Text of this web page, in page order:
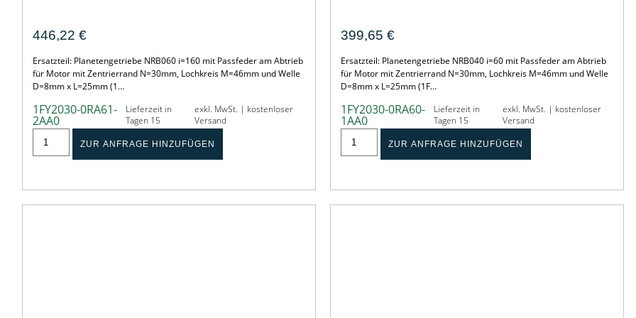
446,22 €
Ersatzteil: Planetengetriebe NRB060 i=160 mit Passfeder am Abtrieb
für Motor mit Zentrierrand N=30mm, Lochkreis M=46mm und Welle
D=8mm x L=25mm (1…
1FY2030-0RA61-
2AA0
Lieferzeit in
Tagen 15
exkl. MwSt. | kostenloser
Versand
ZUR ANFRAGE HINZUFÜGEN
399,65 €
Ersatzteil: Planetengetriebe NRB040 i=60 mit Passfeder am Abtrieb
für Motor mit Zentrierrand N=30mm, Lochkreis M=46mm und Welle
D=8mm x L=25mm (1F…
1FY2030-0RA60-
1AA0
Lieferzeit in
Tagen 15
exkl. MwSt. | kostenloser
Versand
ZUR ANFRAGE HINZUFÜGEN